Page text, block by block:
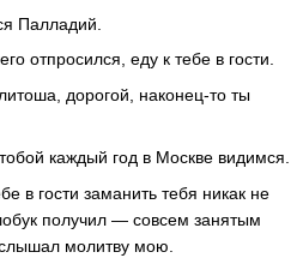
Палладий.
отпросился, еду к тебе в гости.
дорогой, наконец-то ты
каждый год в Москве видимся.
в гости заманить тебя никак не
получил — совсем занятым
молитву мою.